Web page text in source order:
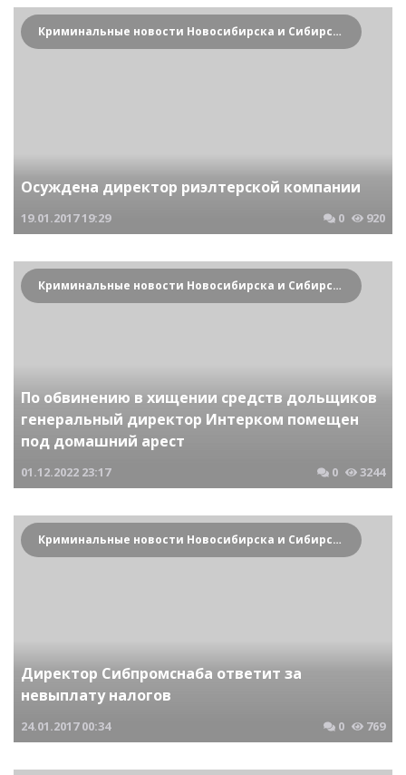
Криминальные новости Новосибирска и Сибирского региона
Осуждена директор риэлтерской компании
19.01.201719:29 0 920
Криминальные новости Новосибирска и Сибирского региона
По обвинению в хищении средств дольщиков
генеральный директор Интерком помещен
под домашний арест
01.12.2022 23:17 0 3244
Криминальные новости Новосибирска и Сибирского региона
Директор Сибпромснаба ответит за
невыплату налогов
24.01.2017 00:34 0 769